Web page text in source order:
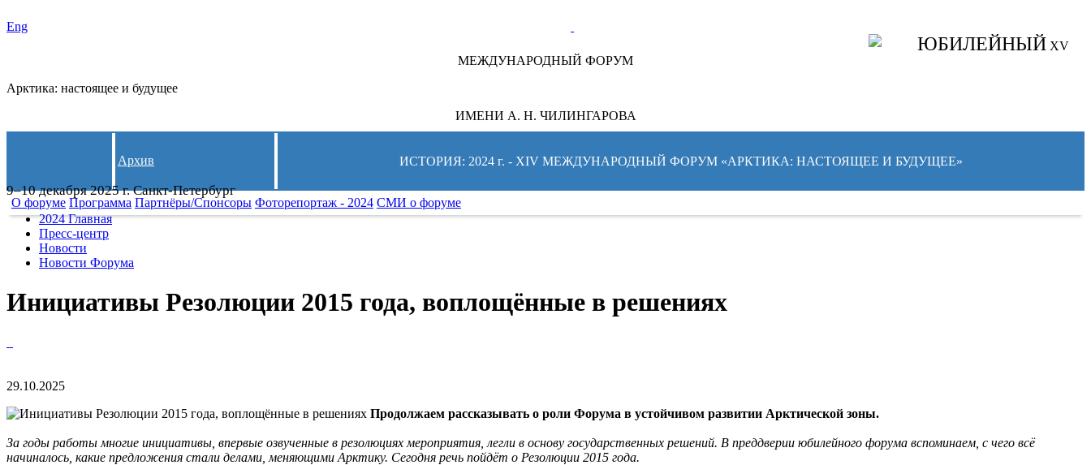
Eng
ЮБИЛЕЙНЫЙ XV
МЕЖДУНАРОДНЫЙ ФОРУМ
Арктика: настоящее и будущее
ИМЕНИ А. Н. ЧИЛИНГАРОВА
9–10 декабря 2025 г. Санкт-Петербург
Архив ИСТОРИЯ: 2024 г. - XIV МЕЖДУНАРОДНЫЙ ФОРУМ «АРКТИКА: НАСТОЯЩЕЕ И БУДУЩЕЕ»
О форуме Программа Партнёры/Спонсоры Фоторепортаж - 2024 СМИ о форуме
2024 Главная
Пресс-центр
Новости
Новости Форума
Инициативы Резолюции 2015 года, воплощённые в решениях
29.10.2025
Продолжаем рассказывать о роли Форума в устойчивом развитии Арктической зоны.
За годы работы многие инициативы, впервые озвученные в резолюциях мероприятия, легли в основу государственных решений. В преддверии юбилейного форума вспоминаем, с чего всё
начиналось, какие предложения стали делами, меняющими Арктику. Сегодня речь пойдёт о Резолюции 2015 года.